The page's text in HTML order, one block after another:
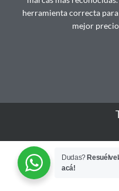
herramienta correcta
mejor
Dudas?
acá!